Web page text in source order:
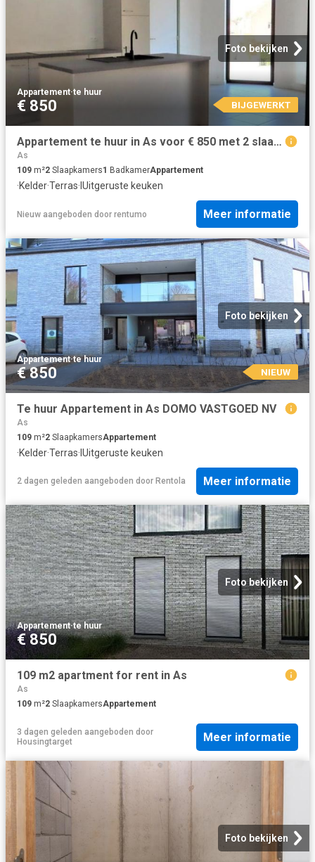
Foto bekijken
Appartement·te huur
€ 850 BIJGEWERKT
Appartement te huur in As voor € 850 met 2 slaapkamers
As
109 m²2 Slaapkamers1 BadkamerAppartement
·Kelder·Terras· IUitgeruste keuken
Nieuw aangeboden door rentumo Meer informatie
Foto bekijken
Appartement·te huur
€ 850 NIEUW
Te huur Appartement in As DOMO VASTGOED NV
As
109 m²2 SlaapkamersAppartement
·Kelder·Terras·IUitgeruste keuken
2 dagen geleden aangeboden door Rentola Meer informatie
Foto bekijken
Appartement·te huur
€ 850
109 m2 apartment for rent in As
As
109 m²2 SlaapkamersAppartement
3 dagen geleden aangeboden door
Housingtarget
Meer informatie
Foto bekijken